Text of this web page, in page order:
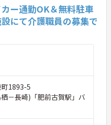
カー通勤OK＆無料駐車
にて介護職員の募集で
町1893-5
－長崎)「肥前古賀駅」バ